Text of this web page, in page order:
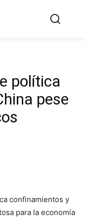
política
pese
confinamientos y
para la economía